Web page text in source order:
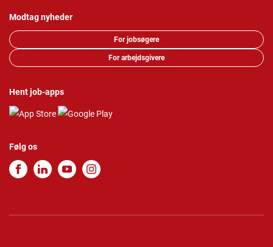
Modtag nyheder
For jobsøgere
For arbejdsgivere
Hent job-apps
Følg os